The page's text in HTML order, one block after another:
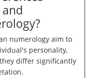
numerology aim to
personality,
differ significantly